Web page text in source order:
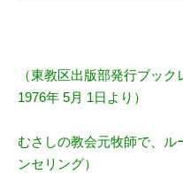
（東教区出版部発行ブッ
1976年 5月 1日より）
むさしの教会元牧師で、ル
ンセリング）